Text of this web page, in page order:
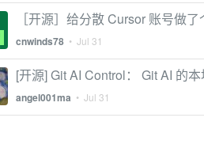
［开源］给分散 Cursor 账号做
cnwinds78 • Jul 31
[开源] Git AI Control： Git AI 的
angel001ma • Jul 31